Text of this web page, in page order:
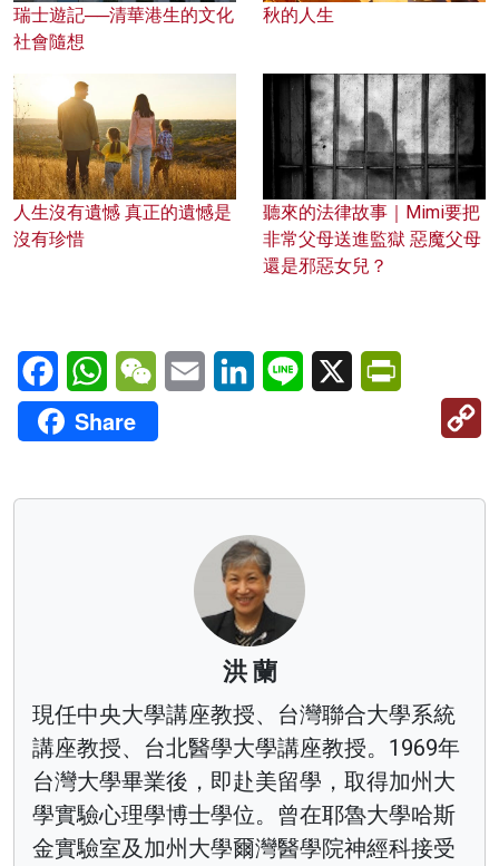
瑞士遊記──清華港生的文化
社會隨想
秋的人生
人生沒有遺憾 真正的遺憾是
沒有珍惜
聽來的法律故事｜Mimi要把
非常父母送進監獄 惡魔父母
還是邪惡女兒？
FacebookWhatsAppWeChatEmail LinkedInLine X
Share
洪 蘭
現任中央大學講座教授、台灣聯合大學系統
講座教授、台北醫學大學講座教授。1969年
台灣大學畢業後，即赴美留學，取得加州大
學實驗心理學博士學位。曾在耶魯大學哈斯
金實驗室及加州大學爾灣醫學院神經科接受